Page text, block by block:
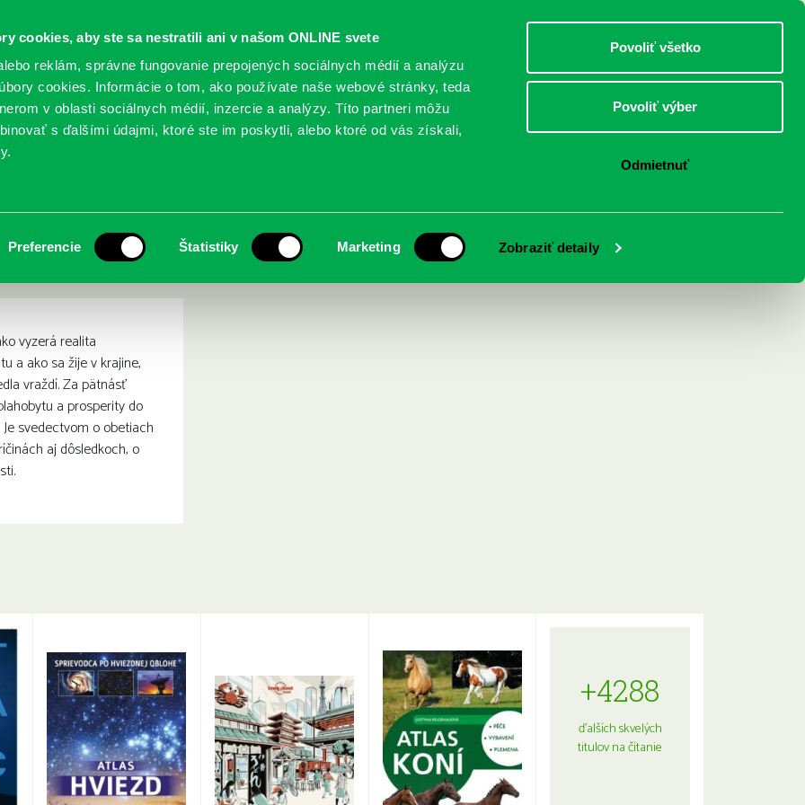
cookies, aby ste sa nestratili ani v našom ONLINE svete
reklám, správne fungovanie prepojených sociálnych médií a analýzu
cookies. Informácie o tom, ako používate naše webové stránky, teda
v oblasti sociálnych médií, inzercie a analýzy. Títo partneri môžu
s ďalšími údajmi, ktoré ste im poskytli, alebo ktoré od vás získali,
Preferencie Štatistiky Marketing Zobraziť detaily
Povoliť všetko
Povoliť výber
Odmietnuť
DOSPELÍ
SLUŽBY PODUJATIA POBOČKY O KNIŽNICI
: Venezuela : od ropnej veľmoci k
vyzerá realita
a ako sa žije v krajine,
vraždí. Za pätnásť
a prosperity do
svedectvom o obetiach
aj dôsledkoch, o
+4288
ďalších skvelých
titulov na čítanie